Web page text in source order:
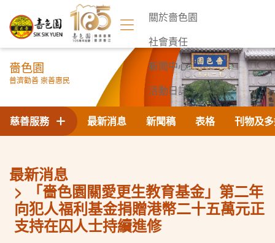
關於嗇色園
社會責任
新聞中心
活動日誌
聯絡我們
嗇色園
普濟勸善 崇善惠民
最新消息 新聞稿 表格 刊物及
慈善服務
最新消息
「嗇色園關愛更生教育基金」第二年
向犯人福利基金捐贈港幣二十五萬元正
支持在囚人士持續進修